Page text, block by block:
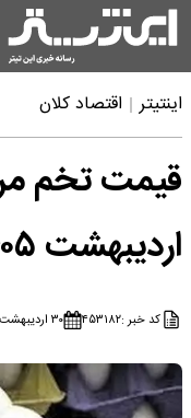
اینتیتر اقتصاد کلان
اردیبهشت ۱۴۰۵
کد خبر :۴۵۳۱۸۲ ۳۰ اردیبهشت ۱۴۰۵ - ۱۳:۵۰